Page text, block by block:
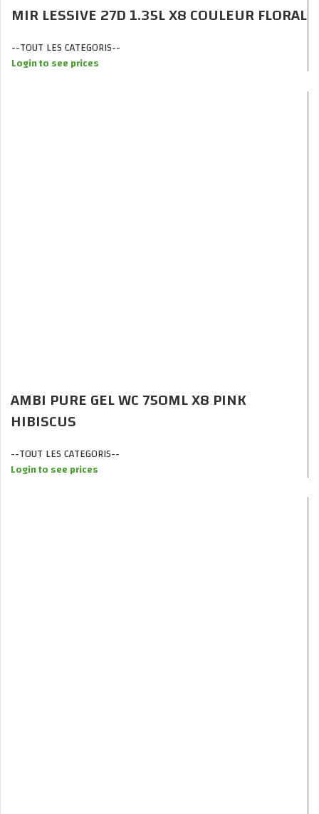
MIR LESSIVE 27D 1.35L X8 COULEUR FLORAL
--TOUT LES CATEGORIS--
Login to see prices
AMBI PURE GEL WC 750ML X8 PINK
HIBISCUS
--TOUT LES CATEGORIS--
Login to see prices